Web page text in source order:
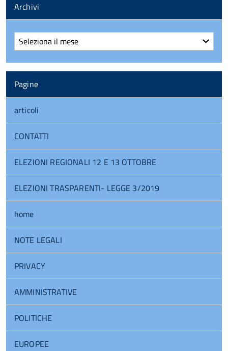
Archivi
Archivi
Pagine
articoli
CONTATTI
ELEZIONI REGIONALI 12 E 13 OTTOBRE
ELEZIONI TRASPARENTI- LEGGE 3/2019
home
NOTE LEGALI
PRIVACY
AMMINISTRATIVE
POLITICHE
EUROPEE